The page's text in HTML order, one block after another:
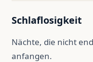
Schlaflosigkeit
Nächte, die nicht
anfangen.